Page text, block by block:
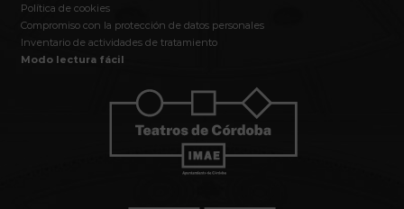
Política de cookies
Compromiso con la protección de datos personales
Inventario de actividades de tratamiento
Modo lectura fácil